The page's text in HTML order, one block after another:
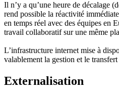
Il n’y a qu’une heure de décalage
rend possible la réactivité
en temps réel avec des équipes en
travail collaboratif sur une même
L’infrastructure internet mise à
valablement la gestion et le
Externalisation